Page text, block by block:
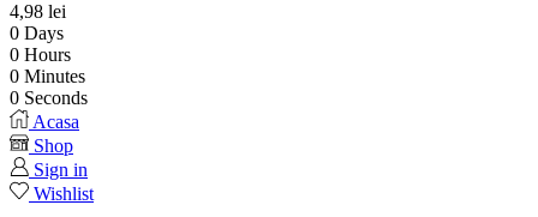
4,98 lei
0 Days
0 Hours
0 Minutes
0 Seconds
Acasa
Shop
Sign in
Wishlist